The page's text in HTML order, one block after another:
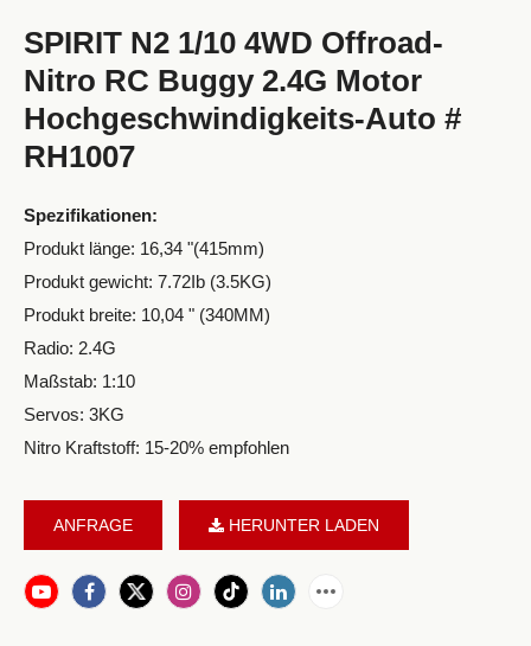
SPIRIT N2 1/10 4WD Offroad-
Nitro RC Buggy 2.4G Motor
Hochgeschwindigkeits-Auto #
RH1007
Spezifikationen:
Produkt länge: 16,34 "(415mm)
Produkt gewicht: 7.72Ib (3.5KG)
Produkt breite: 10,04 " (340MM)
Radio: 2.4G
Maßstab: 1:10
Servos: 3KG
Nitro Kraftstoff: 15-20% empfohlen
ANFRAGE HERUNTER LADEN